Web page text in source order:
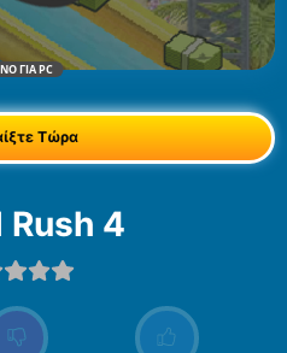
ΓΙΑ PC
Τώρα
Rush 4